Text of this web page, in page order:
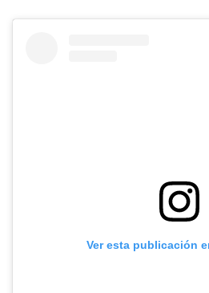
Ver esta publicación